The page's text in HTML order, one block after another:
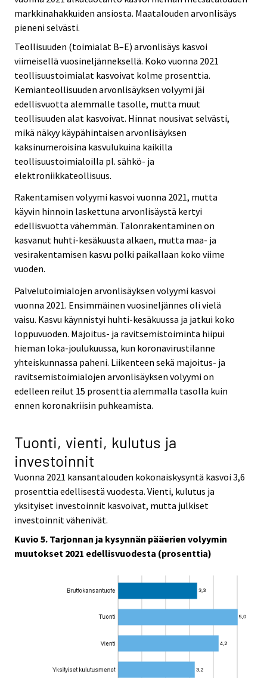
markkinahakkuiden ansiosta. Maatalouden arvonlisäys
pieneni selvästi.
Teollisuuden (toimialat B–E) arvonlisäys kasvoi
viimeisellä vuosineljänneksellä. Koko vuonna 2021
teollisuustoimialat kasvoivat kolme prosenttia.
Kemianteollisuuden arvonlisäyksen volyymi jäi
edellisvuotta alemmalle tasolle, mutta muut
teollisuuden alat kasvoivat. Hinnat nousivat selvästi,
mikä näkyy käypähintaisen arvonlisäyksen
kaksinumeroisina kasvulukuina kaikilla
teollisuustoimialoilla pl. sähkö- ja
elektroniikkateollisuus.
Rakentamisen volyymi kasvoi vuonna 2021, mutta
käyvin hinnoin laskettuna arvonlisäystä kertyi
edellisvuotta vähemmän. Talonrakentaminen on
kasvanut huhti-kesäkuusta alkaen, mutta maa- ja
vesirakentamisen kasvu polki paikallaan koko viime
vuoden.
Palvelutoimialojen arvonlisäyksen volyymi kasvoi
vuonna 2021. Ensimmäinen vuosineljännes oli vielä
vaisu. Kasvu käynnistyi huhti-kesäkuussa ja jatkui koko
loppuvuoden. Majoitus- ja ravitsemistoiminta hiipui
hieman loka-joulukuussa, kun koronavirustilanne
yhteiskunnassa paheni. Liikenteen sekä majoitus- ja
ravitsemistoimialojen arvonlisäyksen volyymi on
edelleen reilut 15 prosenttia alemmalla tasolla kuin
ennen koronakriisin puhkeamista.
Tuonti, vienti, kulutus ja
investoinnit
Vuonna 2021 kansantalouden kokonaiskysyntä kasvoi 3,6
prosenttia edellisestä vuodesta. Vienti, kulutus ja
yksityiset investoinnit kasvoivat, mutta julkiset
investoinnit vähenivät.
Kuvio 5. Tarjonnan ja kysynnän pääerien volyymin
muutokset 2021 edellisvuodesta (prosenttia)